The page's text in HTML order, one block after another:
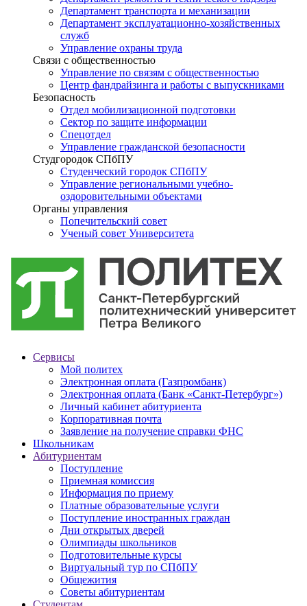
Департамент транспорта и механизации
Департамент эксплуатационно-хозяйственных
служб
Управление охраны труда
Связи с общественностью
Управление по связям с общественностью
Центр фандрайзинга и работы с выпускниками
Безопасность
Отдел мобилизационной подготовки
Сектор по защите информации
Спецотдел
Управление гражданской безопасности
Студгородок СПбПУ
Студенческий городок СПбПУ
Управление региональными учебно-
оздоровительными объектами
Органы управления
Попечительский совет
Ученый совет Университета
Сервисы
Мой политех
Электронная оплата (Газпромбанк)
Электронная оплата (Банк «Санкт-Петербург»)
Личный кабинет абитуриента
Корпоративная почта
Заявление на получение справки ФНС
Школьникам
Абитуриентам
Поступление
Приемная комиссия
Информация по приему
Платные образовательные услуги
Поступление иностранных граждан
Дни открытых дверей
Олимпиады школьников
Подготовительные курсы
Виртуальный тур по СПбПУ
Общежития
Советы абитуриентам